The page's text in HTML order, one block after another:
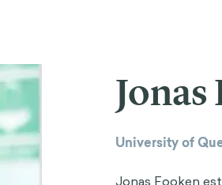
University of
Jonas Fooken